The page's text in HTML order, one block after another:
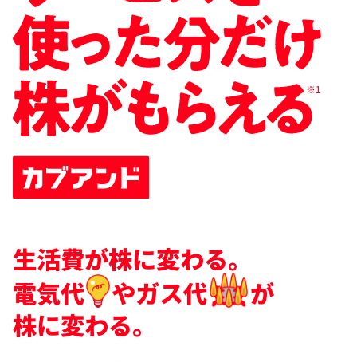
※1
生活費が株に変わる。
電気代
やガス代
が
株に変わる。